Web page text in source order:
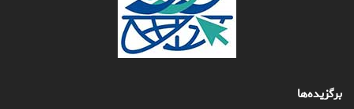
برگزیده‌ها